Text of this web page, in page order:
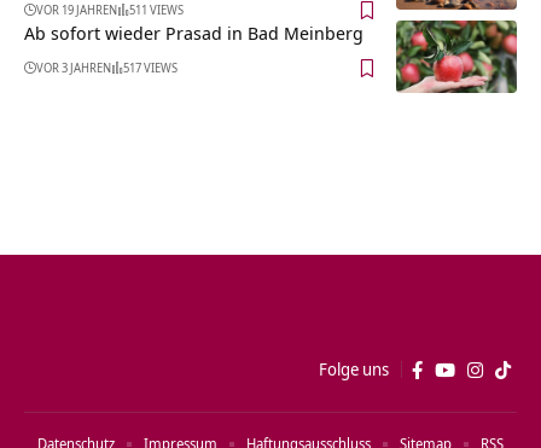
VOR 19 JAHREN 511 VIEWS
Ab sofort wieder Prasad in Bad Meinberg
VOR 3 JAHREN 517 VIEWS
Folge uns